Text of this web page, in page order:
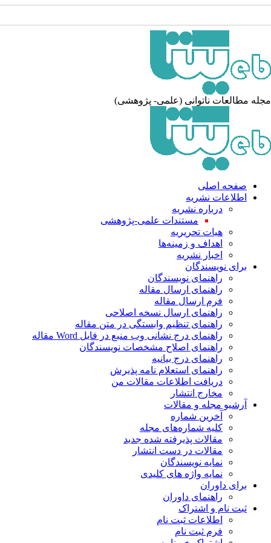
مطالعات ناتوانی (علمی- پژوهشی)
صفحه اصلی
اطلاعات نشریه
درباره نشریه
مستندات علمی-پژوهشی
هیات تحریریه
اهداف و زمینه‌ها
اخبار نشریه
برای نویسندگان
راهنمای نویسندگان
راهنمای ارسال مقاله
فرم ارسال مقاله
راهنمای ارسال نسخه اصلاحی
راهنمای تنظیم وابستگی در متن مقاله
راهنمای درج نشانی وب منبع در فایل Word مقاله
راهنمای اصلاح مشخصات نویسندگان
راهنمای درج بیانیه
راهنمای استعلام نامه پذیرش
دریافت اطلاعات مقالات من
مخارج انتشار
آرشیو مجله و مقالات
آخرین شماره
کلیه شماره‌های مجله
مقالات پذیرفته شده جدید
مقالات در دست انتشار
نمایه نویسندگان
نمایه واژه های کلیدی
برای داوران
راهنمای داوران
ثبت نام و اشتراک
اطلاعات ثبت نام
فرم ثبت نام